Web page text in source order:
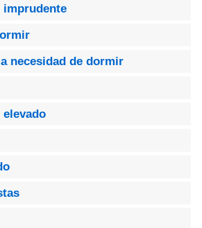
necesidad de dormir